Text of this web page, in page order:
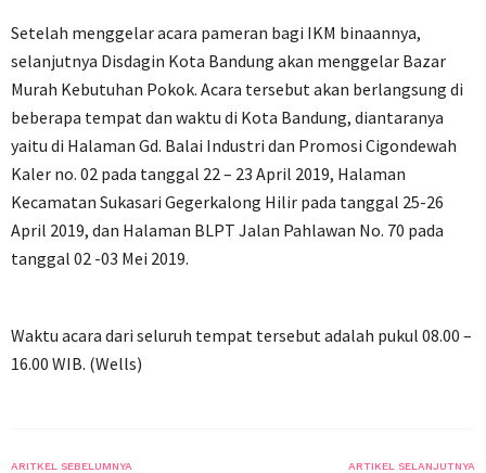
Setelah menggelar acara pameran bagi IKM binaannya,
selanjutnya Disdagin Kota Bandung akan menggelar Bazar
Murah Kebutuhan Pokok. Acara tersebut akan berlangsung di
beberapa tempat dan waktu di Kota Bandung, diantaranya
yaitu di Halaman Gd. Balai Industri dan Promosi Cigondewah
Kaler no. 02 pada tanggal 22 – 23 April 2019, Halaman
Kecamatan Sukasari Gegerkalong Hilir pada tanggal 25-26
April 2019, dan Halaman BLPT Jalan Pahlawan No. 70 pada
tanggal 02 -03 Mei 2019.
Waktu acara dari seluruh tempat tersebut adalah pukul 08.00 –
16.00 WIB. (Wells)
ARITKEL SEBELUMNYA ARTIKEL SELANJUTNYA